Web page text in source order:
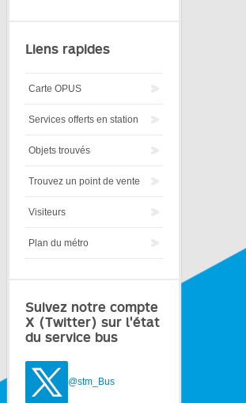
Liens rapides
Carte OPUS
Services offerts en station
Objets trouvés
Trouvez un point de vente
Visiteurs
Plan du métro
Suivez notre compte
X (Twitter) sur l'état
du service bus
@stm_Bus